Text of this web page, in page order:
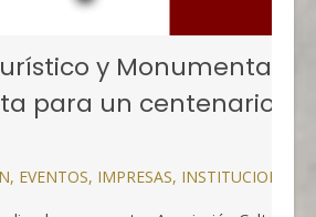
y Monumental,
para un centenario
, EVENTOS, IMPRESAS, INSTITUCIONALES